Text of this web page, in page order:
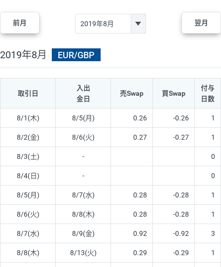
前月 翌月
2019年8月 EUR/GBP
取引日
入出
金日
売Swap 買Swap
付与
日数
8/1(木) 8/5(月) 0.26 -0.26 1
8/2(金) 8/6(火) 0.27 -0.27 1
8/3(土) - 0
8/4(日) - 0
8/5(月) 8/7(水) 0.28 -0.28 1
8/6(火) 8/8(木) 0.28 -0.28 1
8/7(水) 8/9(金) 0.92 -0.92 3
8/8(木) 8/13(火) 0.29 -0.29 1